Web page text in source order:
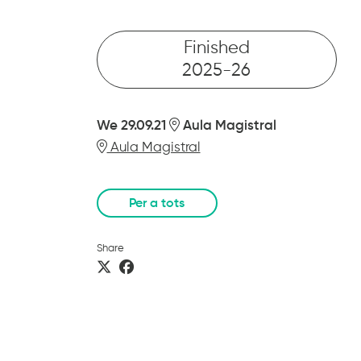
Finished
2025-26
We 29.09.21
Aula Magistral
Aula Magistral
Per a tots
Share